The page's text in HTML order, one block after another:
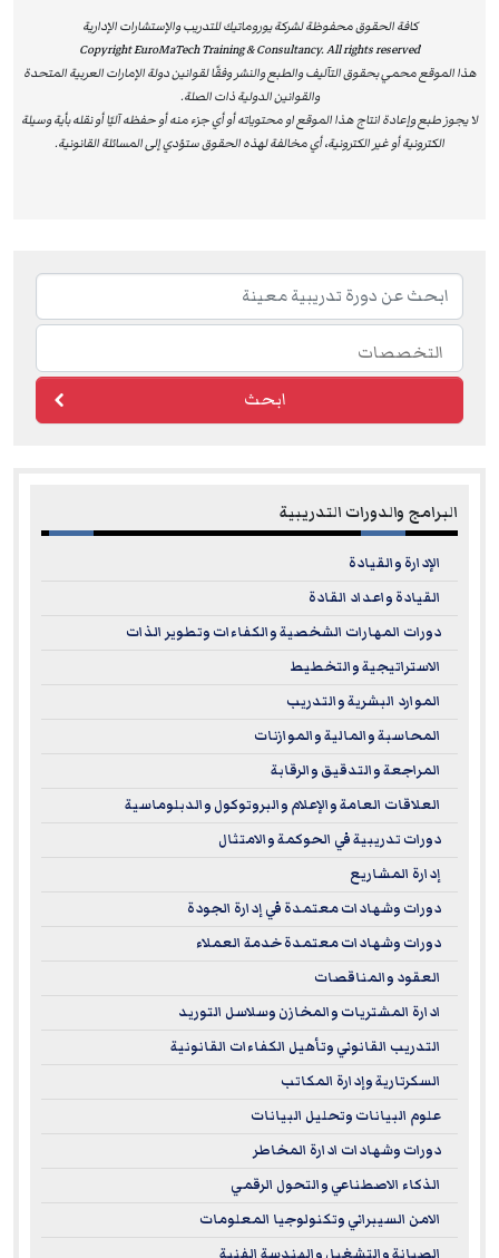
مؤسساتهم. إن شهادات ILM لا تُعتبر مجرد اعتماد أكاديمي،
بل تُشكل قيمة عملية حقيقية تساعد الأفراد على تحسين
أدائهم، وتعزز من قدرة المؤسسات على تحقيق الريادة والتميز
المستدام.
تعزيز المسار المهني:البرامج تمنحك القدرة على قيادة
الفرق، رفع الأداء المؤسسي، واتخاذ قرارات استراتيجية
مؤثرة.
تطبيق عملي ومرونة في التعلم:محتوى مبني على
مواقف واقعية يمكنك تطبيقها مباشرة في عملك.
Looking to boost your leadership and management skills
ILM Coursesare just
what you need! TheInstitute of Leadership & Management
is one of the UK's most respected names in leadership
the globe trust. By jumping into an ILM course, you'll gain
practical skills, boost your confidence, and drive real
results in your organization.
Why Choose Our ILM Recognized Training Courses?
Thinking about stepping up your leadership game? Here's
why picking an ILM-recognized course is a smart move:
ILM qualifications
are a big deal to employers. They show you've trained
to international leadership standards.
Career Advancement:Our ILM courses arm you with
the know-how to manage teams, drive performance,
and make sharp business decisions.
Flexible Learning and Practical Application:The focus
is on real-world application, so you can put your new
leadership skills to work right away.
كافة الحقوق محفوظة لشركة يوروماتيك للتدريب والإستشارات الإدارية
Copyright EuroMaTech Training & Consultancy. All rights reserved
هذا الموقع محمي بحقوق التآليف والطبع والنشر وفقًا لقوانين دولة الإمارات العربية المتحدة
والقوانين الدولية ذات الصلة.
لا يجوز طبع وإعادة انتاج هذا الموقع او محتوياته أو أي جزء منه أو حفظه آليًا أو نقله بأية وسيلة
الكترونية أو غير الكترونية، أي مخالفة لهذه الحقوق ستؤدي إلى المسائلة القانونية.
ابحث
البرامج والدورات التدريبية
الإدارة والقيادة
القيادة واعداد القادة
دورات المهارات الشخصية والكفاءات وتطوير الذات
الاستراتيجية والتخطيط
الموارد البشرية والتدريب
المحاسبة والمالية والموازنات
المراجعة والتدقيق والرقابة
العلاقات العامة والإعلام والبروتوكول والدبلوماسية
دورات تدريبية في الحوكمة والامتثال
إدارة المشاريع
دورات وشهادات معتمدة في إدارة الجودة
دورات وشهادات معتمدة خدمة العملاء
العقود والمناقصات
ادارة المشتريات والمخازن وسلاسل التوريد
التدريب القانوني وتأهيل الكفاءات القانونية
السكرتارية وإدارة المكاتب
علوم البيانات وتحليل البيانات
دورات وشهادات ادارة المخاطر
الذكاء الاصطناعي والتحول الرقمي
الامن السيبراني وتكنولوجيا المعلومات